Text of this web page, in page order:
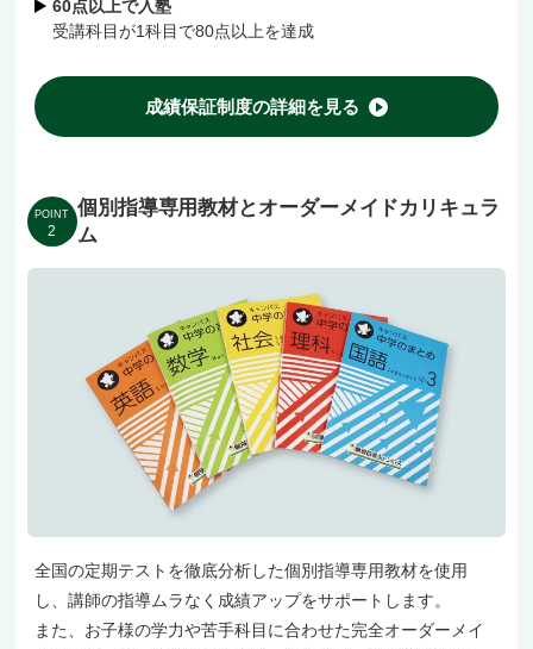
京阪石山坂本線「京阪膳所駅」・JR琵琶湖線
る立地です。
子様も、まずは無料体験授業でご相談ください！
60点以上で入塾
受講科目が1科目で80点以上を達成
成績保証制度の詳細を見る
POINT
2
個別指導専用教材とオーダーメイドカリキュラ
ム
全国の定期テストを徹底分析した個別指導専用教材を使用
し、講師の指導ムラなく成績アップをサポートします。
また、お子様の学力や苦手科目に合わせた完全オーダーメイ